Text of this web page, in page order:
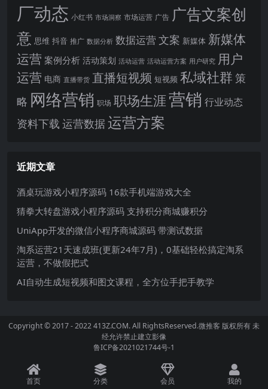
厂动态 小红书 市场洞察 市场运营 广告 广告文案创
意 思维 抖音 推广 数据分析 数据运营 文案 新媒体 新媒体
运营 案例分析 活动策划 活动运营 活动运营方案 用户研究 用户
运营 电商 直播带货 直播短视频 短视频 私域社群 策
略 网络营销 职场 职场生涯营销 行业动态
资料下载 运营数据运营方案
近期文章
酒桌玩游戏小程序源码 16款手机端游戏大全
猜拳大转盘游戏小程序源码 支持积分商城赚积分
UniApp开发的微信小程序商城源码 带测试数据
淘系运营21天速成班(更新24年7月)，0基础轻松搞定淘系
运营，不做假把式
AI自动生成短视频和图文课程，全方位手把手教学
Copyright © 2017 - 2022 413Z.COM. All RightsReserved.微推客 版权所有 未
经允许禁止建立影像
鲁ICP备2021021744号-1
首页 分类 会员 我的